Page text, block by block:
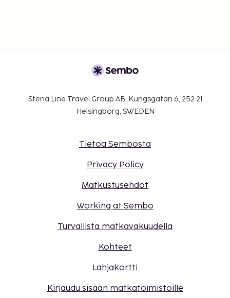
Stena Line Travel Group AB, Kungsgatan 6, 252 21
Helsingborg, SWEDEN
Tietoa Sembosta
Privacy Policy
Matkustusehdot
Working at Sembo
Turvallista matkavakuudella
Kohteet
Lahjakortti
Kirjaudu sisään matkatoimistoille